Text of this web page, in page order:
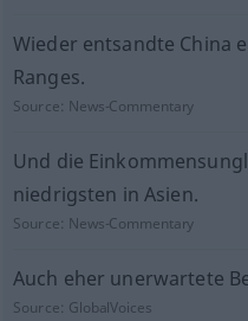
Wieder entsandte China
Ranges.
Source: News-Commentary
Und die
niedrigsten in Asien.
Source: News-Commentary
Auch eher unerwartete
Source: GlobalVoices